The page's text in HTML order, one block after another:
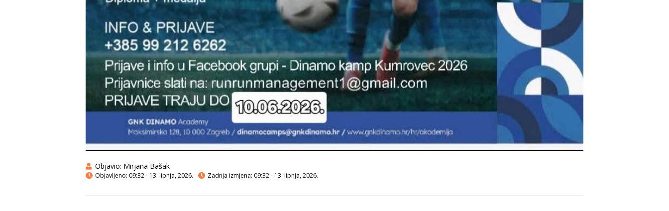
Objavio: Mirjana Bašak
Objavljeno: 09:32 - 13. lipnja, 2026. Zadnja izmjena: 09:32 - 13. lipnja, 2026.